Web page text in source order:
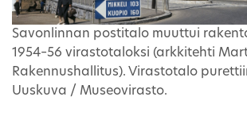
Savonlinnan postitalo muuttui
1954–56 virastotaloksi (arkkitehti
Rakennushallitus). Virastotalo
Uuskuva / Museovirasto.